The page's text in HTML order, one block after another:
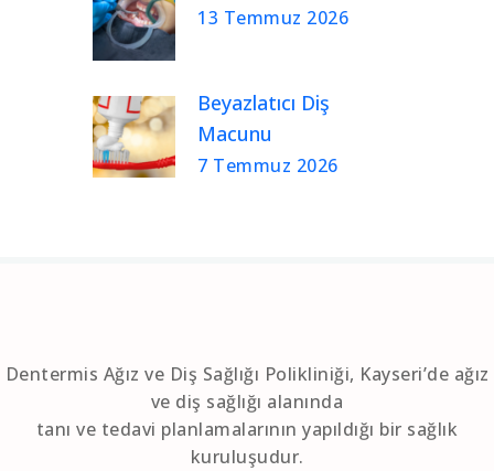
13 Temmuz 2026
Beyazlatıcı Diş
Macunu
7 Temmuz 2026
Dentermis Ağız ve Diş Sağlığı Polikliniği, Kayseri’de ağız
ve diş sağlığı alanında
tanı ve tedavi planlamalarının yapıldığı bir sağlık
kuruluşudur.